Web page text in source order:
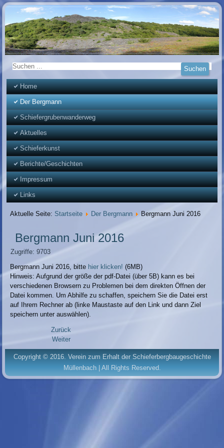
Home
Der Bergmann
Schiefergrubenwanderweg
Aktuelles
Schieferkunst
Berichte/Geschichten
Impressum
Links
Aktuelle Seite: Startseite Der Bergmann Bergmann Juni 2016
Bergmann Juni 2016
Zugriffe: 9703
Bergmann Juni 2016, bitte hier klicken!(6MB)
Hinweis: Aufgrund der größe der pdf-Datei (über 5B) kann es bei
verschiedenen Browsern zu Problemen bei dem direkten Öffnen der
Datei kommen. Um Abhilfe zu schaffen, speichern Sie die Datei erst
auf Ihrem Rechner ab (linke Maustaste auf den Link und dann Ziel
speichern unter auswählen).
Zurück
Weiter
Copyright © 2016. Verein zum Erhalt der Schieferbergbaugeschichte
Müllenbach | All Rights Reserved.